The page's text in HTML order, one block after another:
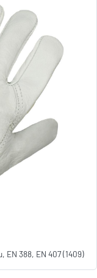
EN 388, EN 407 (1409)